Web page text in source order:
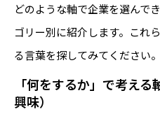
どのような軸で企業を選んで
ゴリー別に紹介します。これ
る言葉を探してみてください。
「何をするか」で考え
興味）